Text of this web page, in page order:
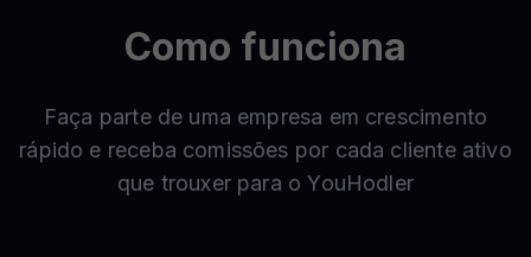
Como funciona
Faça parte de uma empresa em crescimento
rápido e receba comissões por cada cliente ativo
que trouxer para o YouHodler